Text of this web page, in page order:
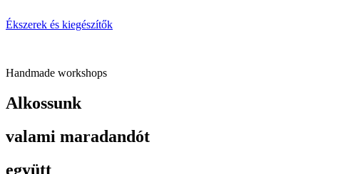
Ékszerek és kiegészítők
Handmade workshops
Alkossunk
valami maradandót
együtt